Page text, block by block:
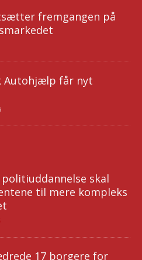
fremgangen på
Autohjælp får nyt
skal
til mere kompleks
17 borgere for